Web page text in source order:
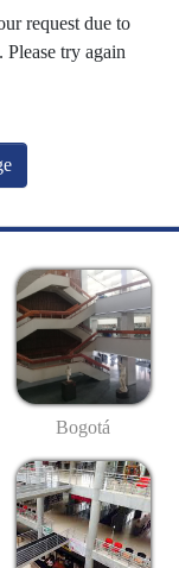
request due to
try again
Bogotá